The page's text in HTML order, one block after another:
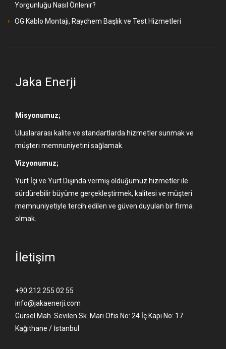
Yorgunluğu Nasıl Önlenir?
OG Kablo Montajı, Raychem Başlık ve Test Hizmetleri
Jaka Enerji
Misyonumuz;
Uluslararası kalite ve standartlarda hizmetler sunmak ve
müşteri memnuniyetini sağlamak.
Vizyonumuz;
Yurt İçi ve Yurt Dışında vermiş olduğumuz hizmetler ile
sürdürebilir büyüme gerçekleştirmek, kalitesi ve müşteri
memnuniyetiyle tercih edilen ve güven duyulan bir firma
olmak.
İletişim
+90 212 255 02 55
info@jakaenerji.com
Gürsel Mah. Sevilen Sk. Mari Ofis No: 24 İç Kapı No: 17
Kağıthane / İstanbul